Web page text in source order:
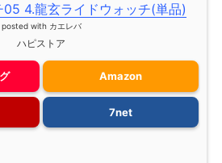
05 4.龍玄ライドウォッチ(単品)
posted with カエレバ
ハピストア
Amazon
7net